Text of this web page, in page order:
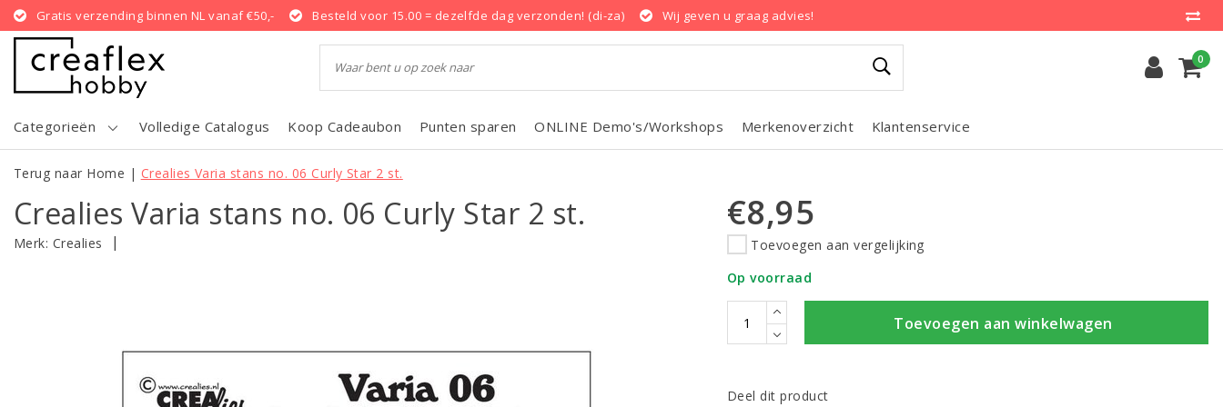
Gratis verzending binnen NL vanaf €50,- Besteld voor 15.00 = dezelfde dag verzonden! (di-za) Wij geven u graag advies!
0
Categorieën Volledige Catalogus Koop Cadeaubon Punten sparen ONLINE Demo's/Workshops Merkenoverzicht Klantenservice
Terug naar Home | Crealies Varia stans no. 06 Curly Star 2 st.
Crealies Varia stans no. 06 Curly Star 2 st.
Merk: Crealies |
€8,95
Toevoegen aan vergelijking
Op voorraad
Toevoegen aan winkelwagen
Deel dit product